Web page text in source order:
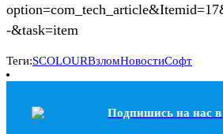
-&task=item
Теги:SCOLOURВзломНовостиСофт
Подпишись на наc в